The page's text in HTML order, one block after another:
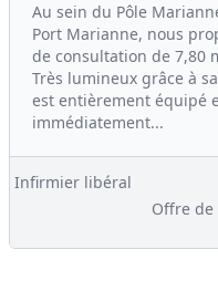
Au sein du Pôle
Port Marianne, nous
de consultation de 7,80
Très lumineux grâce à
est entièrement équipé
immédiatement...
Infirmier libéral
Offre de